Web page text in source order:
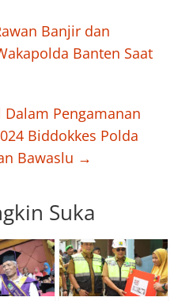
Banjir dan
Banten Saat
Dalam Pengamanan
Biddokkes Polda
Bawaslu →
Suka